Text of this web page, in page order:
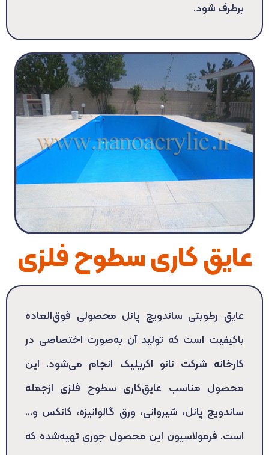
برطرف شود.
عایق کاری سطوح فلزی
عایق رطوبتی ساندویچ پانل محصولی فوق‌العاده
باکیفیت است که تولید آن به‌صورت اختصاصی در
کارخانه شرکت نانو اکریلیک انجام می‌شود. این
محصول مناسب عایق‌کاری سطوح فلزی ازجمله
ساندویچ پانل، شیروانی، ورق گالوانیزه، کانکس و…
است. فرمولاسیون این‌ محصول جوری تهیه‌شده که